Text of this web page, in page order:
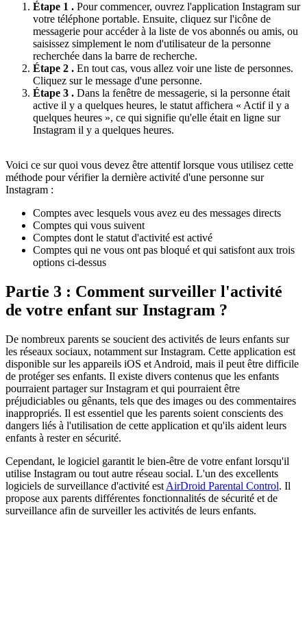
Étape 1 . Pour commencer, ouvrez l'application Instagram sur
votre téléphone portable. Ensuite, cliquez sur l'icône de
messagerie pour accéder à la liste de vos abonnés ou amis, ou
saisissez simplement le nom d'utilisateur de la personne
recherchée dans la barre de recherche.
Étape 2 . En tout cas, vous allez voir une liste de personnes.
Cliquez sur le message d'une personne.
Étape 3 . Dans la fenêtre de messagerie, si la personne était
active il y a quelques heures, le statut affichera « Actif il y a
quelques heures », ce qui signifie qu'elle était en ligne sur
Instagram il y a quelques heures.
Voici ce sur quoi vous devez être attentif lorsque vous utilisez cette
méthode pour vérifier la dernière activité d'une personne sur
Instagram :
Comptes avec lesquels vous avez eu des messages directs
Comptes qui vous suivent
Comptes dont le statut d'activité est activé
Comptes qui ne vous ont pas bloqué et qui satisfont aux trois
options ci-dessus
Partie 3 : Comment surveiller l'activité
de votre enfant sur Instagram ?
De nombreux parents se soucient des activités de leurs enfants sur
les réseaux sociaux, notamment sur Instagram. Cette application est
disponible sur les appareils iOS et Android, mais il peut être difficile
de protéger ses enfants. Il existe divers contenus que les enfants
pourraient partager sur Instagram et qui pourraient être
préjudiciables ou gênants, tels que des images ou des commentaires
inappropriés. Il est essentiel que les parents soient conscients des
dangers liés à l'utilisation de cette application et qu'ils aident leurs
enfants à rester en sécurité.
Cependant, le logiciel garantit le bien-être de votre enfant lorsqu'il
utilise Instagram ou tout autre réseau social. L'un des excellents
logiciels de surveillance d'activité est AirDroid Parental Control. Il
propose aux parents différentes fonctionnalités de sécurité et de
surveillance afin de surveiller les activités de leurs enfants.